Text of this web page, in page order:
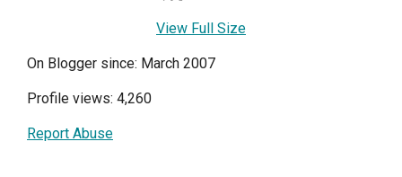
View Full Size
On Blogger since: March 2007
Profile views: 4,260
Report Abuse